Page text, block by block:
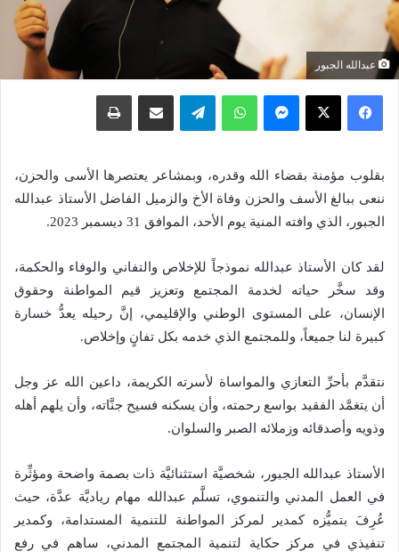
عبدالله الجبور
فيسبوك X ماسنجر واتساب تيلقرام مشاركة عبر البريد طباعة
بقلوب مؤمنة بقضاء الله وقدره، وبمشاعر يعتصرها الأسى والحزن،
ننعى ببالغ الأسف والحزن وفاة الأخ والزميل الفاضل الأستاذ عبدالله
الجبور، الذي وافته المنية يوم الأحد، الموافق 31 ديسمبر 2023.
لقد كان الأستاذ عبدالله نموذجاً للإخلاص والتفاني والوفاء والحكمة،
وقد سخَّر حياته لخدمة المجتمع وتعزيز قيم المواطنة وحقوق
الإنسان، على المستوى الوطني والإقليمي، إنَّ رحيله يعدُّ خسارة
كبيرة لنا جميعاً، وللمجتمع الذي خدمه بكل تفانٍ وإخلاص.
نتقدَّم بأحرِّ التعازي والمواساة لأسرته الكريمة، داعين الله عز وجل
أن يتغمَّد الفقيد بواسع رحمته، وأن يسكنه فسيح جنَّاته، وأن يلهم أهله
وذويه وأصدقائه وزملائه الصبر والسلوان.
الأستاذ عبدالله الجبور، شخصيَّة استثنائيَّة ذات بصمة واضحة ومؤثِّرة
في العمل المدني والتنموي، تسلَّم عبدالله مهام رياديَّة عدَّة، حيث
عُرِفَ بتميُّزه كمدير لمركز المواطنة للتنمية المستدامة، وكمدير
تنفيذي في مركز حكاية لتنمية المجتمع المدني، ساهم في رفع